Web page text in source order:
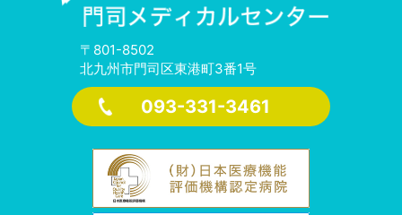
〒801-8502
北九州市門司区東港町3番1号
093-331-3461